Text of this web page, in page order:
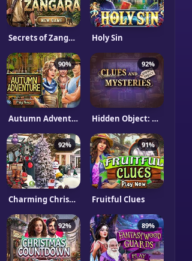
Secrets of Zangara Holy Sin
90%
Autumn Adventure
92%
Hidden Object: Clues and Mysteries
92%
Charming Christmas
91%
Fruitful Clues
92% 89%